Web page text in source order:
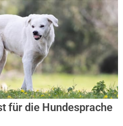
für die Hundesprache